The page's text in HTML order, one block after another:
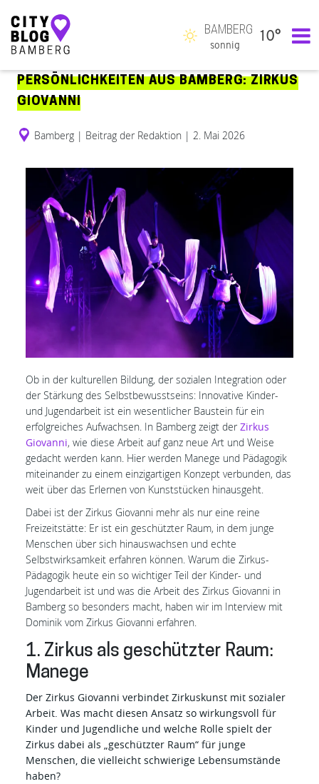
Hauptnavigation
BAMBERG
sonnig
10°
PERSÖNLICHKEITEN AUS BAMBERG: ZIRKUS
GIOVANNI
Bamberg | Beitrag der Redaktion | 2. Mai 2026
Ob in der kulturellen Bildung, der sozialen Integration oder
der Stärkung des Selbstbewusstseins: Innovative Kinder-
und Jugendarbeit ist ein wesentlicher Baustein für ein
erfolgreiches Aufwachsen. In Bamberg zeigt derZirkus
Giovanni, wie diese Arbeit auf ganz neue Art und Weise
gedacht werden kann. Hier werden Manege und Pädagogik
miteinander zu einem einzigartigen Konzept verbunden, das
weit über das Erlernen von Kunststücken hinausgeht.
Dabei ist der Zirkus Giovanni mehr als nur eine reine
Freizeitstätte: Er ist ein geschützter Raum, in dem junge
Menschen über sich hinauswachsen und echte
Selbstwirksamkeit erfahren können. Warum die Zirkus-
Pädagogik heute ein so wichtiger Teil der Kinder- und
Jugendarbeit ist und was die Arbeit des Zirkus Giovanni in
Bamberg so besonders macht, haben wir im Interview mit
Dominik vom Zirkus Giovanni erfahren.
1. Zirkus als geschützter Raum:
Manege
Der Zirkus Giovanni verbindet Zirkuskunst mit sozialer
Arbeit. Was macht diesen Ansatz so wirkungsvoll für
Kinder und Jugendliche und welche Rolle spielt der
Zirkus dabei als „geschützter Raum“ für junge
Menschen, die vielleicht schwierige Lebensumstände
haben?